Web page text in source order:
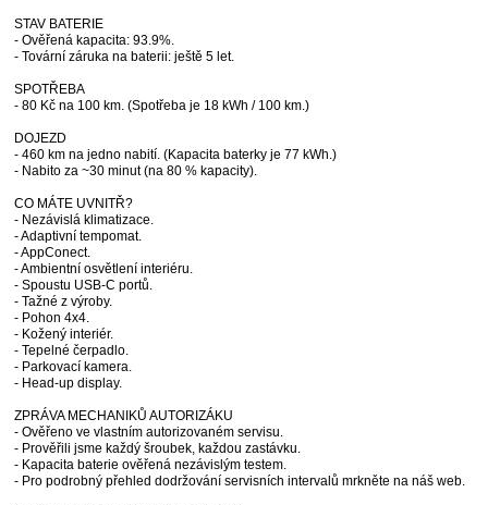
STAV BATERIE
- Ověřená kapacita: 93.9%.
- Tovární záruka na baterii: ještě 5 let.
SPOTŘEBA
- 80 Kč na 100 km. (Spotřeba je 18 kWh / 100 km.)
DOJEZD
- 460 km na jedno nabití. (Kapacita baterky je 77 kWh.)
- Nabito za ~30 minut (na 80 % kapacity).
CO MÁTE UVNITŘ?
- Nezávislá klimatizace.
- Adaptivní tempomat.
- AppConect.
- Ambientní osvětlení interiéru.
- Spoustu USB-C portů.
- Tažné z výroby.
- Pohon 4x4.
- Kožený interiér.
- Tepelné čerpadlo.
- Parkovací kamera.
- Head-up display.
ZPRÁVA MECHANIKŮ AUTORIZÁKU
- Ověřeno ve vlastním autorizovaném servisu.
- Prověřili jsme každý šroubek, každou zastávku.
- Kapacita baterie ověřená nezávislým testem.
- Pro podrobný přehled dodržování servisních intervalů mrkněte na náš web.